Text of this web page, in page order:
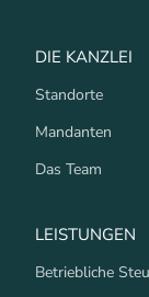
DIE KANZLEI
Standorte
Mandanten
Das Team
LEISTUNGEN
Betriebliche